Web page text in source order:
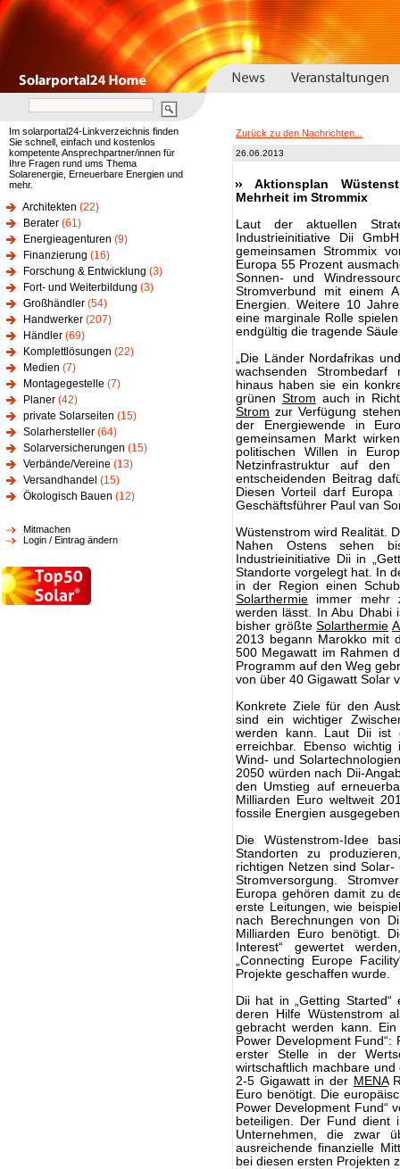
Im solarportal24-Linkverzeichnis finden
Sie schnell, einfach und kostenlos
kompetente Ansprechpartner/innen für
Ihre Fragen rund ums Thema
Solarenergie, Erneuerbare Energien und
mehr.
Architekten (22)
Berater (61)
Energieagenturen (9)
Finanzierung (16)
Forschung & Entwicklung (3)
Fort- und Weiterbildung (3)
Großhändler (54)
Handwerker (207)
Händler (69)
Komplettlösungen (22)
Medien (7)
Montagegestelle (7)
Planer (42)
private Solarseiten (15)
Solarhersteller (64)
Solarversicherungen (15)
Verbände/Vereine (13)
Versandhandel (15)
Ökologisch Bauen (12)
Mitmachen
Login / Eintrag ändern
Zurück zu den Nachrichten...
26.06.2013
Aktionsplan
Mehrheit im Strommix
Laut der aktuellen
Industrieinitiative Dii
gemeinsamen Strommix
Europa 55 Prozent
Sonnen- und
Stromverbund mit einem
Energien. Weitere 10
eine marginale Rolle
endgültig die tragende
„Die Länder Nordafrikas
wachsenden
hinaus haben sie ein
grünen Strom auch in
Strom zur Verfügung
der Energiewende in
gemeinsamen Markt
politischen Willen in
Netzinfrastruktur auf
entscheidenden Beitrag
Diesen Vorteil darf
Geschäftsführer Paul van
Wüstenstrom wird Realität.
Nahen Ostens sehen
Industrieinitiative Dii in
Standorte vorgelegt hat. In
in der Region einen
Solarthermie immer mehr
werden lässt. In Abu Dhabi
bisher größteSolarthermie
2013 begann Marokko mit
500 Megawatt im Rahmen
Programm auf den Weg
von über 40 Gigawatt Solar
Konkrete Ziele für den
sind ein wichtiger
werden kann. Laut Dii ist
erreichbar. Ebenso
Wind- und
2050 würden nach Dii-
den Umstieg auf
Milliarden Euro weltweit
fossile Energien
Die Wüstenstrom-Idee
Standorten zu
richtigen Netzen sind
Stromversorgung.
Europa gehören damit zu
erste Leitungen, wie
nach Berechnungen von
Milliarden Euro benötigt.
Interest“ gewertet
„Connecting Europe
Projekte geschaffen wurde.
Dii hat in „Getting
deren Hilfe Wüstenstrom
gebracht werden kann.
Power Development
erster Stelle in der
wirtschaftlich machbare
2-5 Gigawatt in der MENA
Euro benötigt. Die
Power Development Fund“
beteiligen. Der Fund dient
Unternehmen, die zwar
ausreichende finanzielle
bei diesen ersten Projekten